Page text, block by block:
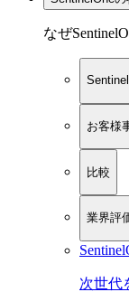
なぜ
お客様
比較
業界評
次世代